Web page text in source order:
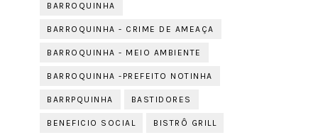
BARROQUINHA
BARROQUINHA - CRIME DE AMEAÇA
BARROQUINHA - MEIO AMBIENTE
BARROQUINHA -PREFEITO NOTINHA
BARRPQUINHA BASTIDORES
BENEFICIO SOCIAL BISTRÔ GRILL